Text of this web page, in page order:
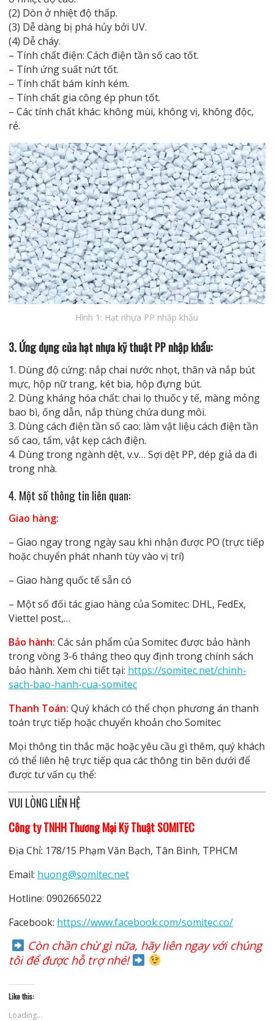
(2) Dòn ở nhiệt độ thấp.
(3) Dễ dàng bị phá hủy bởi UV.
(4) Dễ cháy.
– Tính chất điện: Cách điện tần số cao tốt.
– Tính ứng suất nứt tốt.
– Tính chất bám kính kém.
– Tính chất gia công ép phun tốt.
– Các tính chất khác: không mùi, không vị, không độc,
rẻ.
Hình 1: Hạt nhựa PP nhập khẩu
3. Ứng dụng của hạt nhựa kỹ thuật PP nhập khẩu:
1. Dùng độ cứng: nắp chai nước nhọt, thân và nắp bút
mực, hộp nữ trang, két bia, hộp đựng bút.
2. Dùng kháng hóa chất: chai lọ thuốc y tế, màng mỏng
bao bì, ống dẫn, nắp thùng chứa dung môi.
3. Dùng cách điện tần số cao: làm vật liệu cách điện tần
số cao, tấm, vật kẹp cách điện.
4. Dùng trong ngành dệt, v.v… Sợi dệt PP, dép giả da đi
trong nhà.
4. Một số thông tin liên quan:
Giao hàng:
– Giao ngay trong ngày sau khi nhận được PO (trực tiếp
hoặc chuyển phát nhanh tùy vào vị trí)
– Giao hàng quốc tế sẵn có
– Một số đối tác giao hàng của Somitec: DHL, FedEx,
Viettel post,…
Bảo hành: Các sản phẩm của Somitec được bảo hành
trong vòng 3-6 tháng theo quy định trong chính sách
bảo hành. Xem chi tiết tại: https://somitec.net/chinh-
sach-bao-hanh-cua-somitec
Thanh Toán: Quý khách có thể chọn phương án thanh
toán trực tiếp hoặc chuyển khoản cho Somitec
Mọi thông tin thắc mặc hoặc yêu cầu gì thêm, quý khách
có thể liên hệ trực tiếp qua các thông tin bên dưới để
được tư vấn cụ thể:
VUI LÒNG LIÊN HỆ
Công ty TNHH Thương Mại Kỹ Thuật SOMITEC
Địa Chỉ: 178/15 Phạm Văn Bạch, Tân Bình, TPHCM
Email: huong@somitec.net
Hotline: 0902665022
Facebook: https://www.facebook.com/somitec.co/
Còn chần chừ gì nữa, hãy liên ngay với chúng
tôi để được hỗ trợ nhé!
Like this:
Loading...